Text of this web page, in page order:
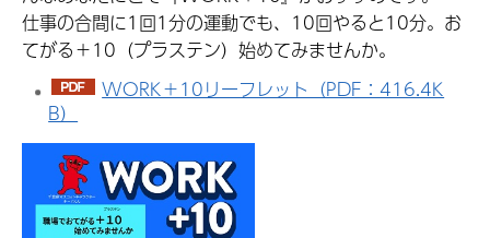
仕事の合間に1回1分の運動でも、10回やると10分。お
てがる＋10（プラステン）始めてみませんか。
WORK＋10リーフレット（PDF：416.4K
B）